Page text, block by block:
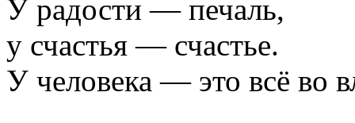
У радости — печаль,
у счастья — счастье.
У человека — это всё во